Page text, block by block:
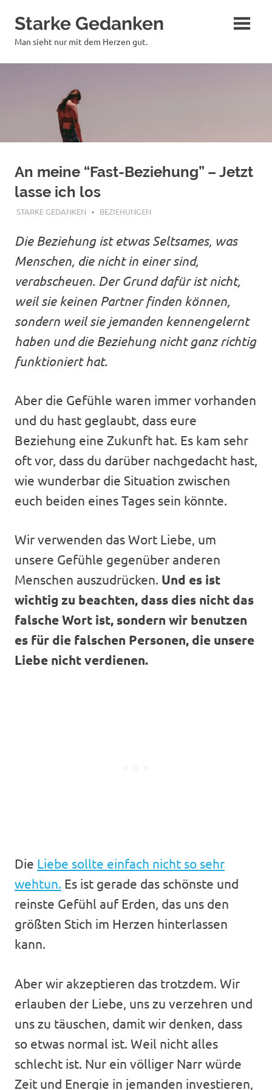
Inhalt
springen
Starke Gedanken
Man sieht nur mit dem Herzen gut.
An meine “Fast-Beziehung” – Jetzt
lasse ich los
JANUAR 13, 2019
STARKE GEDANKEN BEZIEHUNGEN
Die Beziehung ist etwas Seltsames, was
Menschen, die nicht in einer sind,
verabscheuen. Der Grund dafür ist nicht,
weil sie keinen Partner finden können,
sondern weil sie jemanden kennengelernt
haben und die Beziehung nicht ganz richtig
funktioniert hat.
Aber die Gefühle waren immer vorhanden
und du hast geglaubt, dass eure
Beziehung eine Zukunft hat. Es kam sehr
oft vor, dass du darüber nachgedacht hast,
wie wunderbar die Situation zwischen
euch beiden eines Tages sein könnte.
Wir verwenden das Wort Liebe, um
unsere Gefühle gegenüber anderen
Menschen auszudrücken. Und es ist
wichtig zu beachten, dass dies nicht das
falsche Wort ist, sondern wir benutzen
es für die falschen Personen, die unsere
Liebe nicht verdienen.
Die Liebe sollte einfach nicht so sehr
wehtun. Es ist gerade das schönste und
reinste Gefühl auf Erden, das uns den
größten Stich im Herzen hinterlassen
kann.
Aber wir akzeptieren das trotzdem. Wir
erlauben der Liebe, uns zu verzehren und
uns zu täuschen, damit wir denken, dass
so etwas normal ist. Weil nicht alles
schlecht ist. Nur ein völliger Narr würde
Zeit und Energie in jemanden investieren,